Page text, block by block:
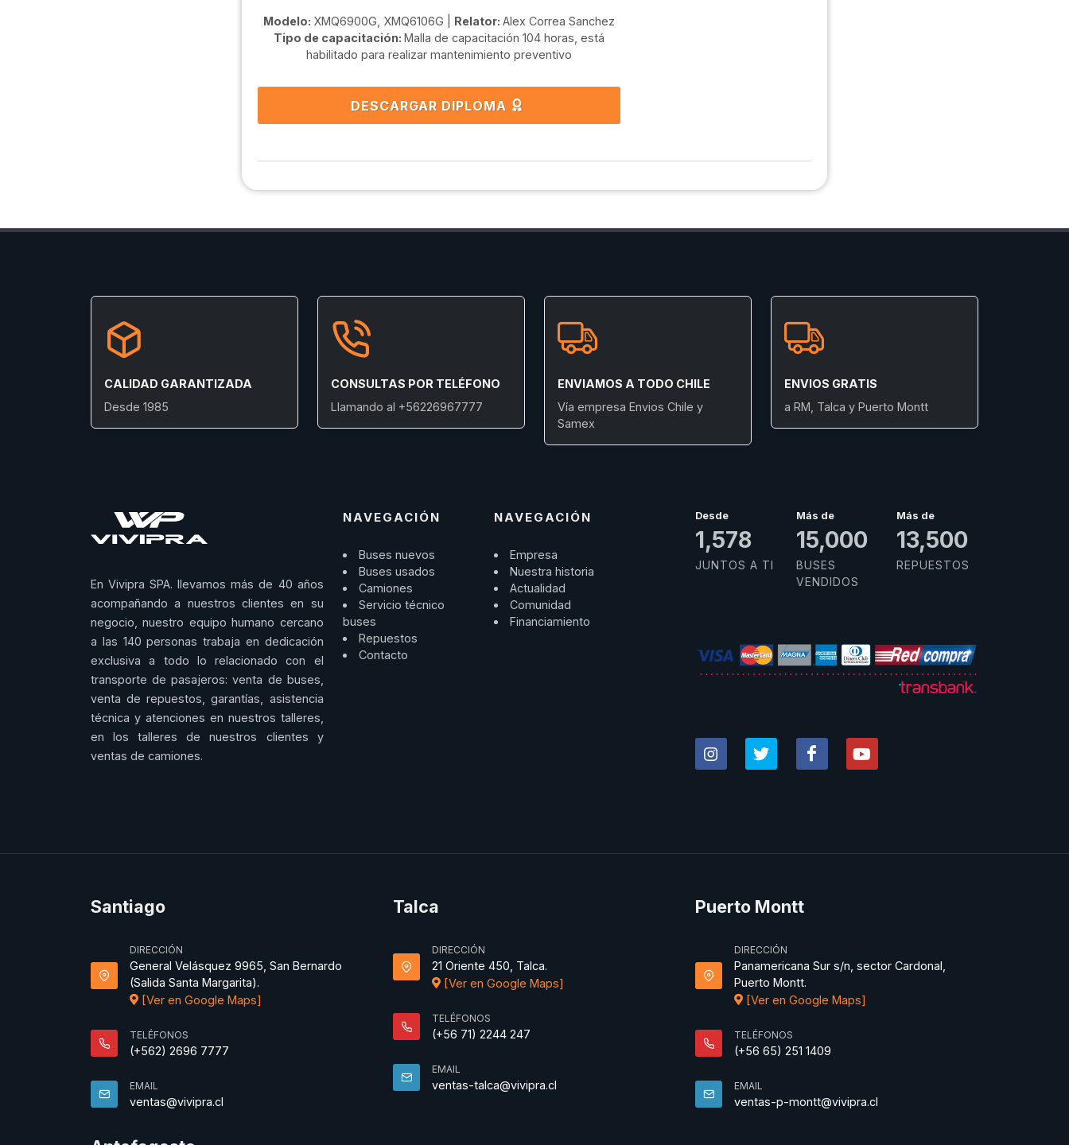
Modelo: XMQ6900G, XMQ6106G | Relator: Alex Correa Sanchez
Tipo de capacitación: Malla de capacitación 104 horas, está
habilitado para realizar mantenimiento preventivo
DESCARGAR DIPLOMA
CALIDAD GARANTIZADA
Desde 1985
CONSULTAS POR TELÉFONO
Llamando al +56226967777
ENVIAMOS A TODO CHILE
Vía empresa Envios Chile y
Samex
ENVIOS GRATIS
a RM, Talca y Puerto Montt
En Vivipra SPA. llevamos más de 40 años
acompañando a nuestros clientes en su
negocio, nuestro equipo humano cercano
a las 140 personas trabaja en dedicación
exclusiva a todo lo relacionado con el
transporte de pasajeros: venta de buses,
venta de repuestos, garantías, asistencia
técnica y atenciones en nuestros talleres,
en los talleres de nuestros clientes y
ventas de camiones.
NAVEGACIÓN
Buses nuevos
Buses usados
Camiones
Servicio técnico
buses
Repuestos
Contacto
NAVEGACIÓN
Empresa
Nuestra historia
Actualidad
Comunidad
Financiamiento
Desde
1,985
JUNTOS A TI
Más de
15,000
BUSES
VENDIDOS
Más de
13,500
REPUESTOS
Santiago
DIRECCIÓN
General Velásquez 9965, San Bernardo
(Salida Santa Margarita).
[Ver en Google Maps]
TELÉFONOS
(+562) 2696 7777
EMAIL
ventas@vivipra.cl
Talca
DIRECCIÓN
21 Oriente 450, Talca.
[Ver en Google Maps]
TELÉFONOS
(+56 71) 2244 247
EMAIL
ventas-talca@vivipra.cl
Puerto Montt
DIRECCIÓN
Panamericana Sur s/n, sector Cardonal,
Puerto Montt.
[Ver en Google Maps]
TELÉFONOS
(+56 65) 251 1409
EMAIL
ventas-p-montt@vivipra.cl